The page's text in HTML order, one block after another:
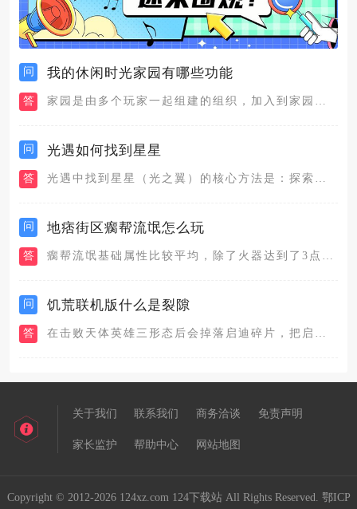
问 我的休闲时光家园有哪些功能
答
问 光遇如何找到星星
答
问 地痞街区瘸帮流氓怎么玩
答
问 饥荒联机版什么是裂隙
答 在击败天体英雄三形态后会掉落启迪碎片，把启迪碎片交给瓦格斯塔...
关于我们 联系我们 商务洽谈 免责声明
家长监护 帮助中心 网站地图
Copyright © 2012-2026 124xz.com 124下载站 All Rights Reserved. 鄂ICP